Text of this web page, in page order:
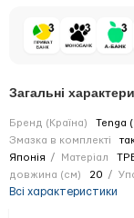
Загальні
Бренд (Країна) Tenga
Змазка в комплекті
Японія
Матеріал
довжина (см)
20
Всі характеристики